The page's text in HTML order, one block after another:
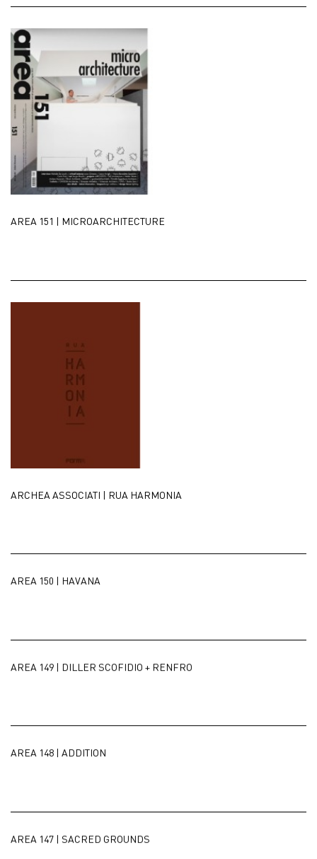
AREA 151 | MICROARCHITECTURE
ARCHEA ASSOCIATI | RUA HARMONIA
AREA 150 | HAVANA
AREA 149 | DILLER SCOFIDIO + RENFRO
AREA 148 | ADDITION
AREA 147 | SACRED GROUNDS